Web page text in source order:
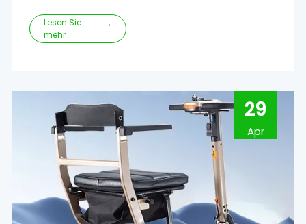
meistern.Diese innovativen Roller wurden speziell
für Erwachsene entwickelt und bieten eine Reihe
wir das untersuchen
Lesen Sie
mehr
→
29
Apr